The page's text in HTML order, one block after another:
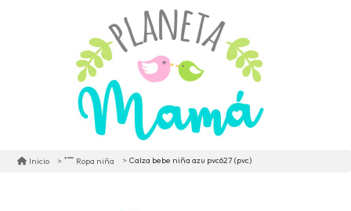
Inicio Ropa niña Calza bebe niña azu pvc627 (pvc)